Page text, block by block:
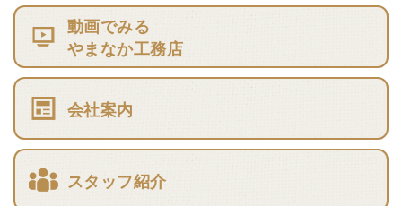
動画でみる
やまなか工務店
会社案内
スタッフ紹介